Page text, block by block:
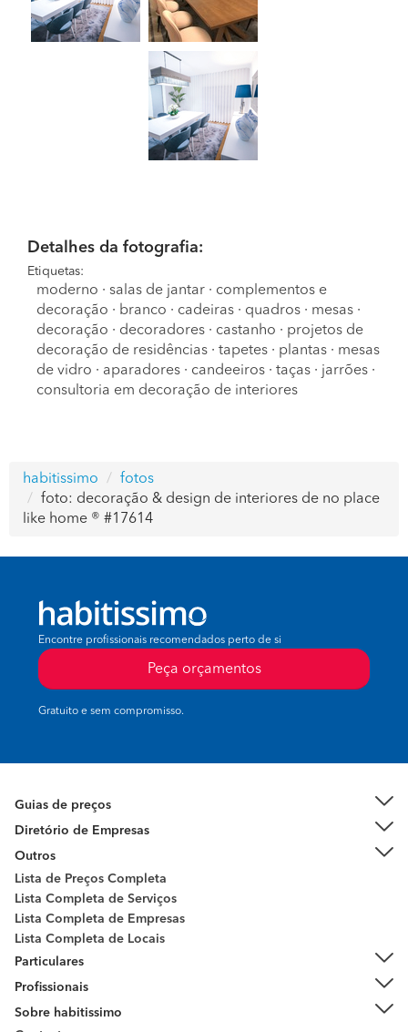
Detalhes da fotografia:
Etiquetas:
moderno · salas de jantar · complementos e
decoração · branco · cadeiras · quadros · mesas ·
decoração · decoradores · castanho · projetos de
decoração de residências · tapetes · plantas · mesas
de vidro · aparadores · candeeiros · taças · jarrões ·
consultoria em decoração de interiores
habitissimo
fotos
foto: decoração & design de interiores de no place
like home ® #17614
Encontre profissionais recomendados perto de si
Peça orçamentos
Gratuito e sem compromisso.
Guias de preços
Diretório de Empresas
Outros
Lista de Preços Completa
Lista Completa de Serviços
Lista Completa de Empresas
Lista Completa de Locais
Particulares
Profissionais
Sobre habitissimo